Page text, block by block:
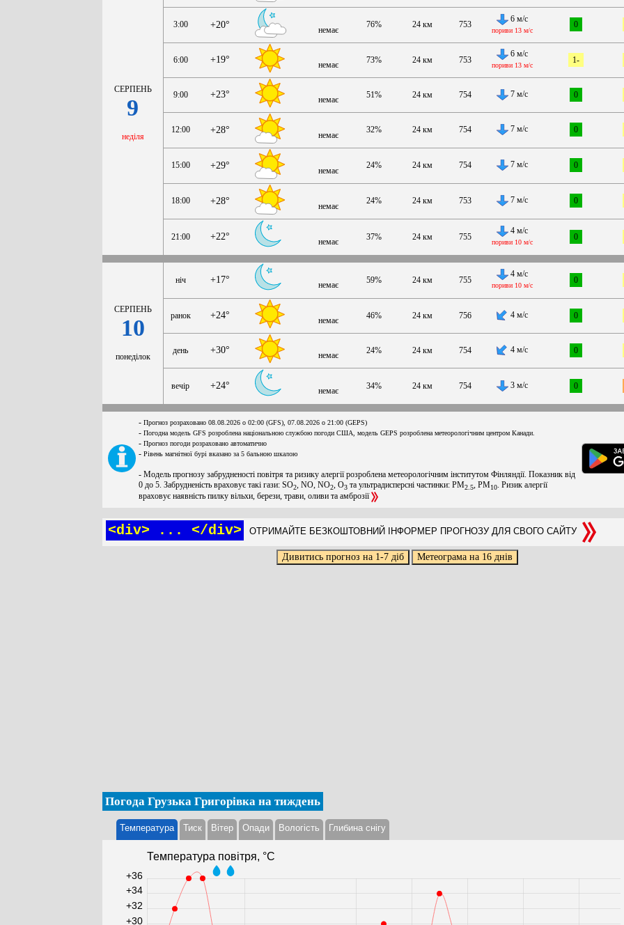
СЕРПЕНЬ
9
неділя
3:00 +20° немає
76% 24 км 753
6 м/с
пориви 13 м/с
0
6:00 +19° немає 73% 24 км 753
6 м/с
пориви 13 м/с
1-
9:00 +23° немає 51% 24 км 754 7 м/с 0
12:00 +28° немає
32% 24 км 754 7 м/с 0
15:00 +29° немає
24% 24 км 754 7 м/с 0
18:00 +28° немає
24% 24 км 753 7 м/с 0
21:00 +22° немає 37% 24 км 755
4 м/с
пориви 10 м/с
0
СЕРПЕНЬ
10
понеділок
ніч +17° немає 59% 24 км 755
4 м/с
пориви 10 м/с
0
ранок +24° немає 46% 24 км 756 4 м/с 0
день +30° немає 24% 24 км 754 4 м/с 0
вечір +24° немає 34% 24 км 754 3 м/с 0
- Прогноз розраховано 08.08.2026 о 02:00 (GFS), 07.08.2026 о 21:00 (GEPS)
- Погодна модель GFS розроблена національною службою погоди США, модель GEPS розроблена метеорологічним центром Канади.
- Прогноз погоди розраховано автоматично
- Рівень магнітної бурі вказано за 5 бальною шкалою
- Модель прогнозу забрудненості повітря та ризику алергії розроблена метеорологічним інститутом Фінляндії. Показник від
0 до 5. Забрудненість враховує такі гази: SO2 , NO, NO2 , O3 та ультрадисперсні частинки: PM2.5 , PM10 . Ризик алергії
враховує наявність пилку вільхи, берези, трави, оливи та амброзії
<div> ... </div> ОТРИМАЙТЕ БЕЗКОШТОВНИЙ ІНФОРМЕР ПРОГНОЗУ ДЛЯ СВОГО САЙТУ
Погода Грузька Григорівка на тиждень
Температура Тиск Вітер Опади Вологість Глибина снігу
Температура повітря, °С
+30
+32
+34
+36